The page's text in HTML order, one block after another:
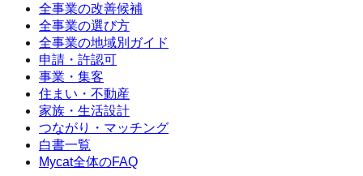
全事業の改善候補
全事業の選び方
全事業の地域別ガイド
申請・許認可
事業・集客
住まい・不動産
家族・生活設計
つながり・マッチング
白書一覧
Mycat全体のFAQ